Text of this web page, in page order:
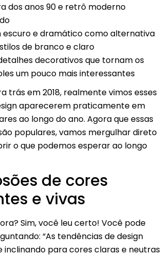
dos anos 90 e retrô moderno
escuro e dramático como alternativa
de branco e claro
decorativos que tornam os
um pouco mais interessantes
trás em 2018, realmente vimos esses
aparecerem praticamente em
ao longo do ano. Agora que essas
populares, vamos mergulhar direto
o que podemos esperar ao longo
de cores
e vivas
Sim, você leu certo! Você pode
“As tendências de design
inclinando para cores claras e neutras